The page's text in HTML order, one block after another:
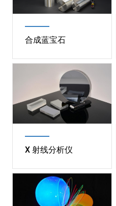
合成蓝宝石
合成蓝宝石
Description
蓝宝石（单晶氧化铝）的
特性使其成为有助于解决
阅读更多
Image
X 射线分析仪
X 射线分析仪
Image